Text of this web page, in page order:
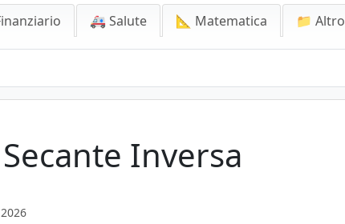
🚑 Salute 📐 Matematica 📁 Altro
Inversa